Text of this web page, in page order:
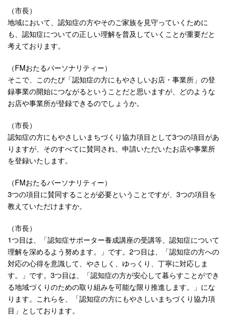
（市長）
地域において、認知症の方やそのご家族を見守っていくために
も、認知症についての正しい理解を普及していくことが重要だと
考えております。
（FMおたるパーソナリティー）
そこで、このたび「認知症の方にもやさしいお店・事業所」の登
録事業の開始につながるということだと思いますが、どのような
お店や事業所が登録できるのでしょうか。
（市長）
認知症の方にもやさしいまちづくり協力項目として3つの項目があ
りますが、そのすべてに賛同され、申請いただいたお店や事業所
を登録いたします。
（FMおたるパーソナリティー）
3つの項目に賛同することが必要ということですが、3つの項目を
教えていただけますか。
（市長）
1つ目は、「認知症サポーター養成講座の受講等、認知症について
理解を深めるよう努めます。」です。2つ目は、「認知症の方への
対応の心得を意識して、やさしく、ゆっくり、丁寧に対応しま
す。」です。3つ目は、「認知症の方が安心して暮らすことができ
る地域づくりのための取り組みを可能な限り推進します。」にな
ります。これらを、「認知症の方にもやさしいまちづくり協力項
目」としております。